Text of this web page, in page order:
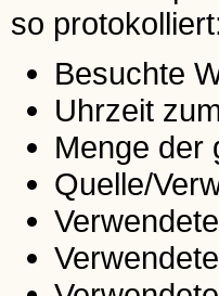
so
Besuchte
Uhrzeit
Menge der
Quelle/